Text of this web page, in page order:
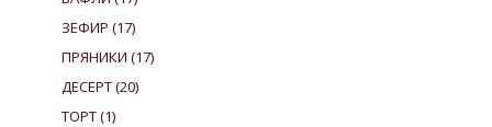
ЗЕФИР (17)
ПРЯНИКИ (17)
ДЕСЕРТ(20)
ТОРТ(1)